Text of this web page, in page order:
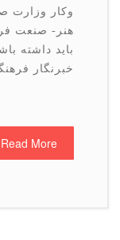
وکار وزارت صمت می
هنر- صنعت فرش
باید داشته
خبرنگار فرهنگی
Read More